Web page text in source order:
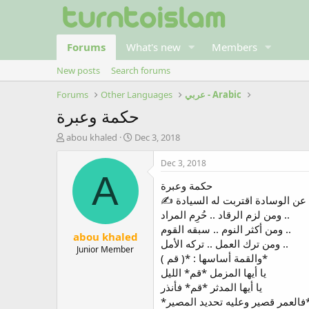
Forums What's new Members
New posts
Search forums
Forums
Other Languages عربي - Arabic
حكمة وعبرة
T
abou khaled
S
r
d
a
e
Dec 3, 2018
A
abou khaled
Junior Member
Dec 3, 2018
حكمة وعبرة
ومن لزم الرقاد .. حُرِم المراد ..
ومن أكثر النوم .. سبقه القوم ..
ومن ترك العمل .. تركه الأمل ..
والقمة أساسها : *( قم )*
يا أيها المزمل *قم* الليل
يا أيها المدثر *قم* فأنذر
المصير*